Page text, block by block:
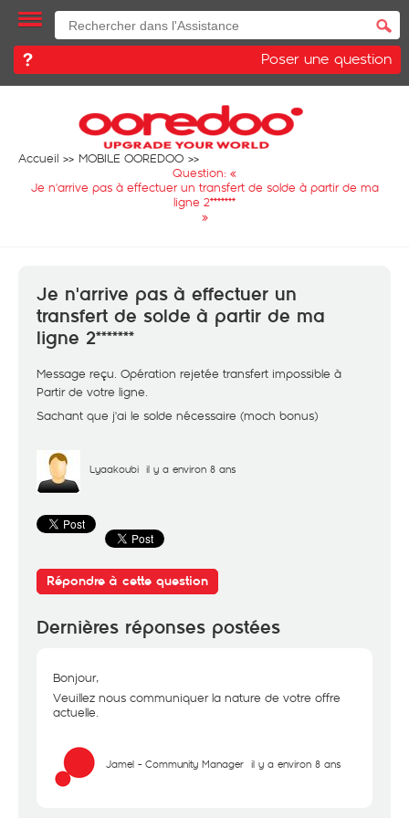
Poser une question
Accueil
MOBILE OOREDOO
Question: «
Je n'arrive pas à effectuer un transfert de solde à partir de ma
ligne 2*******
»
Je n'arrive pas à effectuer un
transfert de solde à partir de ma
ligne 2*******
Message reçu. Opération rejetée transfert impossible à
Partir de votre ligne.
Sachant que j'ai le solde nécessaire (moch bonus)
Lyaakoubi il y a environ 8 ans
Répondre à cette question
Dernières réponses postées
Bonjour,
Veuillez nous communiquer la nature de votre offre
actuelle.
Jamel - Community Manager il y a environ 8 ans